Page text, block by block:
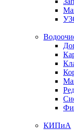
КИПиА